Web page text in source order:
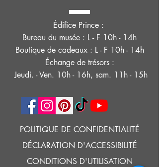
Édifice Prince :
Bureau du musée : L - F 10h - 14h
Boutique de cadeaux : L - F 10h - 14h
Échange de trésors :
Jeudi. - Ven. 10h - 16h, sam. 11h - 15h
POLITIQUE DE CONFIDENTIALITÉ
DÉCLARATION D'ACCESSIBILITÉ
CONDITIONS D'UTILISATION